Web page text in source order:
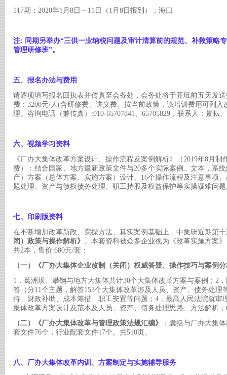
117期：2020年1月8日－11日（1月8日报到），海口
注: 同期另举办“三供一业纳税问题及审计清算前的规范、补救策略
管理研修班”。
五、报名办法与费用
请逐项填写报名回执表并传真至会务处，会务处将于开班前五天发
费： 3200元/人(含研修费、讲义费。按当前政策，该培训费用可列
理。咨询电话（兼传真）:010-65707841、65705829，联系人：景耘
六、视频学习资料
《厂办大集体改革方案设计、操作流程及案例解析》（2019年8月制
费）：结合国家、地方最新政策文件与20多个实际案例、文本，系
产）方案（总体方案、实施方案）设计、16个操作流程及注意事项
题处理、资产与债权债务处理、职工持股及权益保护等实操疑难问
七、印刷版资料
在不断增加改革新政、实操方法、真实案例基础上，中集研近期第
闭）政策与操作解析》 。本套资料被众多企业视为《改革实施方案
共2本，售价:680元/套：
（一）《厂办大集体企业改制（关闭）权威答疑、操作技巧与案例
1．葛洲坝、攀钢与地方大集体共计30个大集体改革方案与案例；2
答（分11个主题，解答153个大集体改革涉及人员、资产、债务处理
持、财政补助、成本筹措、职工安置等问题；4．最高人民法院就审
集体改革方案设计及范本及人员、资产、债务处理思路、方法解析
（二）《厂办大集体改革与管理政策法规汇编》
：囊括与厂办大集
套文件76个，行业配套文件17个。共510页。
八、厂办大集体改革内训、方案制定与实施辅导服务